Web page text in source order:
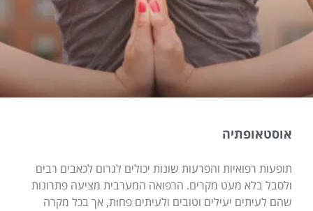
אוסטאופתיה
תופעות רפואיות והפרעות שונות יכולים לגרום לכאבים רבים
ולסבל בלא מעט מקרים. הרפואה המערבית מציעה פתרונות
שהם לעיתים יעילים וטובים ולעיתים פחות, אך בכל מקרה